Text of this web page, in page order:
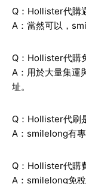
Q：Hollister代購
A：當然可以，
Q：Hollister代購
A：用於大量集運
址。
Q：Hollister代刷
A：smilelong有專
Q：Hollister代購
A：smilelong免